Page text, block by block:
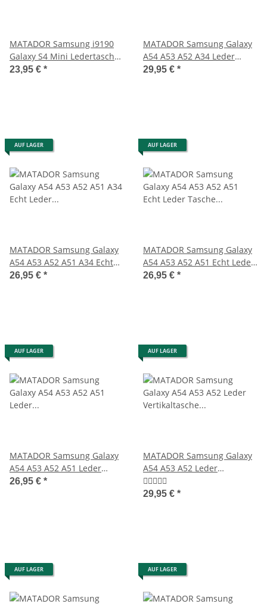
MATADOR Samsung i9190
Galaxy S4 Mini Ledertasche
Magnet Braun
23,95 € *
MATADOR Samsung Galaxy
A54 A53 A52 A34 Leder
Gürteltasche Braun
29,95 € *
AUF LAGER
MATADOR Samsung Galaxy
A54 A53 A52 A51 A34 Echt
Leder Case Braun
26,95 € *
AUF LAGER
MATADOR Samsung Galaxy
A54 A53 A52 A51 Echt Leder
Tasche Braun
26,95 € *
AUF LAGER
MATADOR Samsung Galaxy
A54 A53 A52 A51 Leder
Gürteltasche Schwarz
26,95 € *
AUF LAGER
MATADOR Samsung Galaxy
A54 A53 A52 Leder
Vertikaltasche Schwarz
29,95 € *
AUF LAGER AUF LAGER